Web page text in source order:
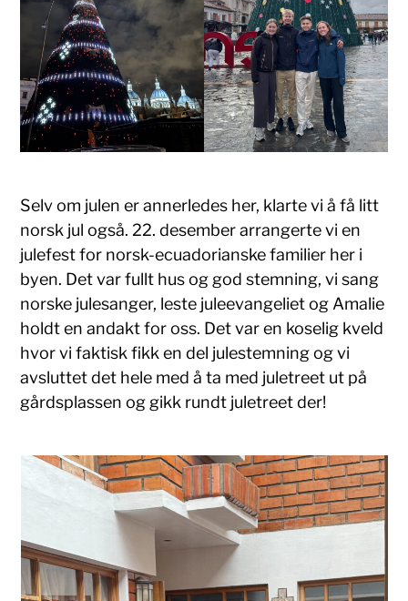
Selv om julen er annerledes her, klarte vi å få litt
norsk jul også. 22. desember arrangerte vi en
julefest for norsk-ecuadorianske familier her i
byen. Det var fullt hus og god stemning, vi sang
norske julesanger, leste juleevangeliet og Amalie
holdt en andakt for oss. Det var en koselig kveld
hvor vi faktisk fikk en del julestemning og vi
avsluttet det hele med å ta med juletreet ut på
gårdsplassen og gikk rundt juletreet der!